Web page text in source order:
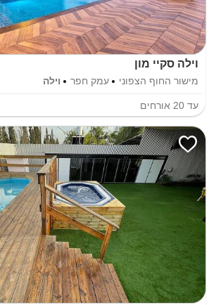
וילה סקיי מון
מישור החוף הצפוני עמק חפר וילה
עד 20 אורחים